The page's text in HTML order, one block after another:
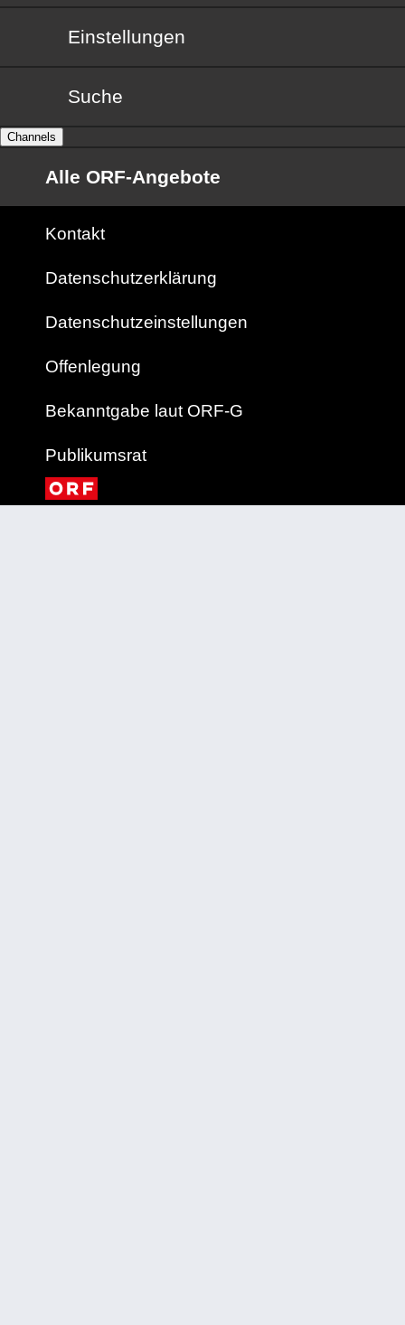
Einstellungen
Suche
Channels
Alle ORF-Angebote
Kontakt
Datenschutzerklärung
Datenschutzeinstellungen
Offenlegung
Bekanntgabe laut ORF-G
Publikumsrat